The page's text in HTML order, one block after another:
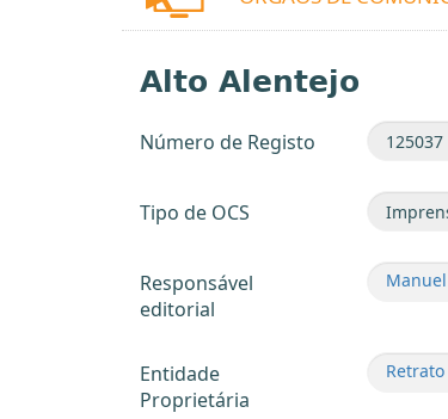
Alto Alentejo
Número de Registo
Tipo de OCS
Responsável
editorial
Entidade
Proprietária